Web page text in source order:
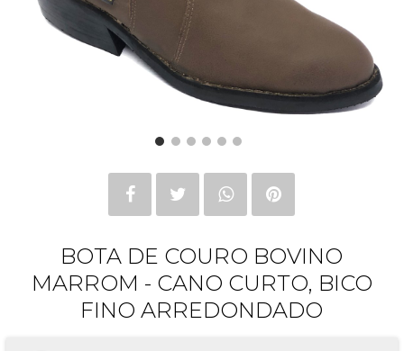
BOTA DE COURO BOVINO
MARROM - CANO CURTO, BICO
FINO ARREDONDADO